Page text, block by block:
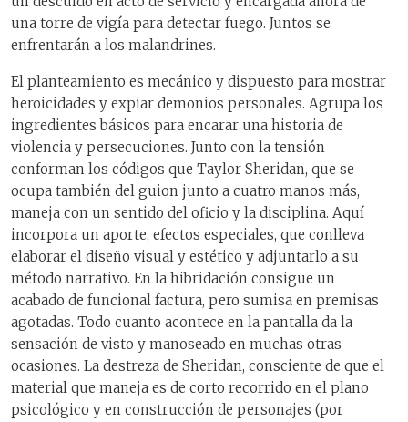
una torre de vigía para detectar fuego. Juntos se
enfrentarán a los malandrines.
El planteamiento es mecánico y dispuesto para mostrar
heroicidades y expiar demonios personales. Agrupa los
ingredientes básicos para encarar una historia de
violencia y persecuciones. Junto con la tensión
conforman los códigos que Taylor Sheridan, que se
ocupa también del guion junto a cuatro manos más,
maneja con un sentido del oficio y la disciplina. Aquí
incorpora un aporte, efectos especiales, que conlleva
elaborar el diseño visual y estético y adjuntarlo a su
método narrativo. En la hibridación consigue un
acabado de funcional factura, pero sumisa en premisas
agotadas. Todo cuanto acontece en la pantalla da la
sensación de visto y manoseado en muchas otras
ocasiones. La destreza de Sheridan, consciente de que el
material que maneja es de corto recorrido en el plano
psicológico y en construcción de personajes (por